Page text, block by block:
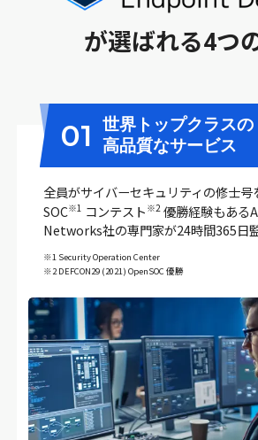
が選ばれる4つ
01
世界トップクラスの
高品質なサービス
全員がサイバーセキュリティの修士号
SOC※1 コンテスト ※2優勝経験もある
Networks社の専門家が24時間365日監
※1 Security Operation Center
※2 DEFCON29 (2021) OpenSOC 優勝